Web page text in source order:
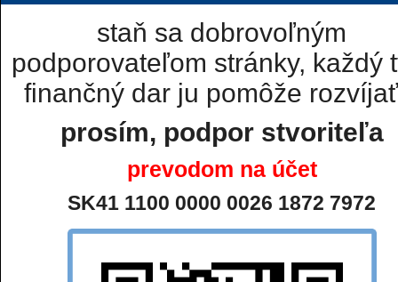
staň sa dobrovoľným
podporovateľom stránky, každý
finančný dar ju pomôže
prosím, podpor stvoriteľa
prevodom na účet
SK41 1100 0000 0026 1872 7972